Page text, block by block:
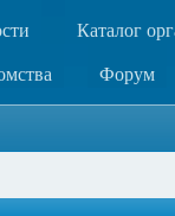
Каталог
Форум